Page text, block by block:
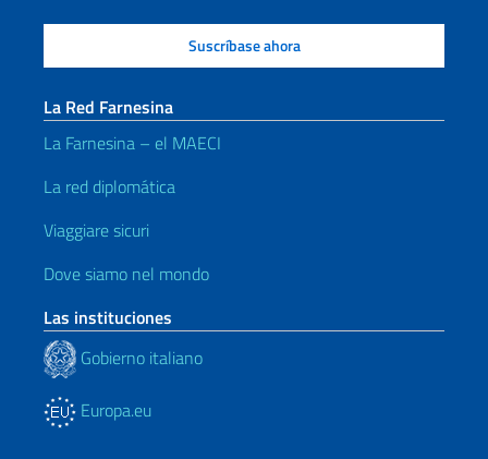
La Red Farnesina
La Farnesina – el MAECI
La red diplomática
Viaggiare sicuri
Dove siamo nel mondo
Las instituciones
Gobierno italiano
Europa.eu